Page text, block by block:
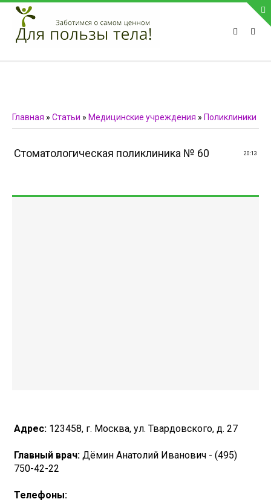
ПРИВЕТСТВУЕМ НА НАШЕМ САЙТЕ
Блок скоро обновится
Главная » Статьи » Медицинские учреждения » Поликлиники
20:13
Стоматологическая поликлиника № 60
Адрес: 123458, г. Москва, ул. Твардовского, д. 27
Главный врач: Дёмин Анатолий Иванович - (495)
750-42-22
Телефоны: